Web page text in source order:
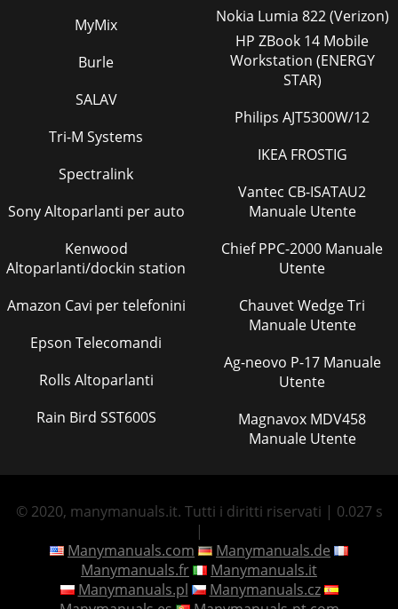
MyMix
Burle
SALAV
Tri-M Systems
Spectralink
Sony Altoparlanti per auto
Kenwood
Altoparlanti/dockin station
Amazon Cavi per telefonini
Epson Telecomandi
Rolls Altoparlanti
Rain Bird SST600S
Nokia Lumia 822 (Verizon)
HP ZBook 14 Mobile
Workstation (ENERGY
STAR)
Philips AJT5300W/12
IKEA FROSTIG
Vantec CB-ISATAU2
Manuale Utente
Chief PPC-2000 Manuale
Utente
Chauvet Wedge Tri
Manuale Utente
Ag-neovo P-17 Manuale
Utente
Magnavox MDV458
Manuale Utente
© 2020, manymanuals.it. Tutti i diritti riservati | 0.027 s
|
Manymanuals.com
Manymanuals.de
Manymanuals.fr
Manymanuals.it
Manymanuals.pl
Manymanuals.cz